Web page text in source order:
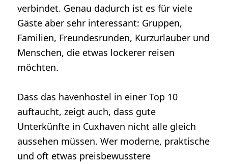
verbindet. Genau dadurch ist es für viele
Gäste aber sehr interessant: Gruppen,
Familien, Freundesrunden, Kurzurlauber und
Menschen, die etwas lockerer reisen
möchten.
Dass das havenhostel in einer Top 10
auftaucht, zeigt auch, dass gute
Unterkünfte in Cuxhaven nicht alle gleich
aussehen müssen. Wer moderne, praktische
und oft etwas preisbewusstere